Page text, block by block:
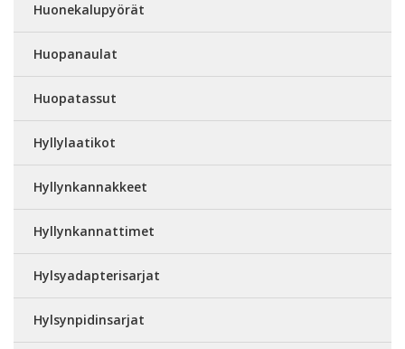
Huonekalupyörät
Huopanaulat
Huopatassut
Hyllylaatikot
Hyllynkannakkeet
Hyllynkannattimet
Hylsyadapterisarjat
Hylsynpidinsarjat